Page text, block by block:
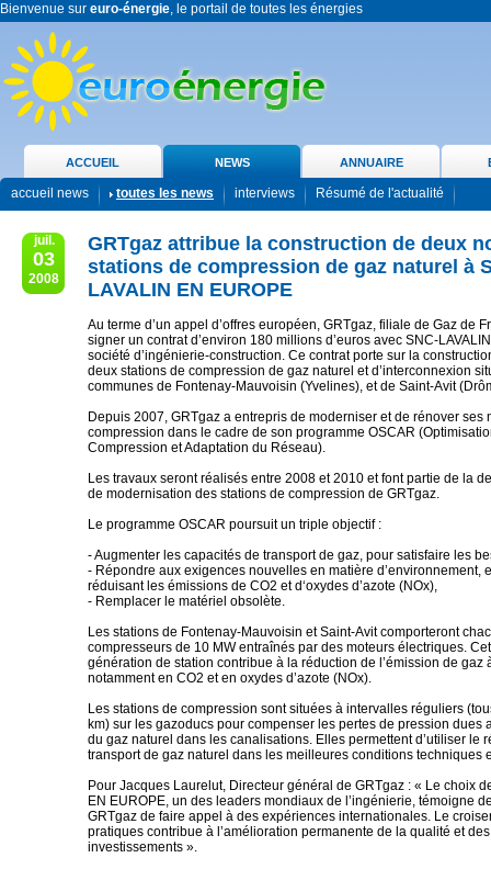
Bienvenue sur euro-énergie, le portail de toutes les énergies
ACCUEIL NEWS ANNUAIRE
accueil news toutes les news interviews Résumé de l'actualité
juil.
03
2008
GRTgaz attribue la construction de deux
stations de compression de gaz naturel à
LAVALIN EN EUROPE
Au terme d’un appel d’offres européen, GRTgaz, filiale de Gaz de
signer un contrat d’environ 180 millions d’euros avec SNC-
société d’ingénierie-construction. Ce contrat porte sur la
deux stations de compression de gaz naturel et d’interconnexion
communes de Fontenay-Mauvoisin (Yvelines), et de Saint-Avit
Depuis 2007, GRTgaz a entrepris de moderniser et de rénover ses
compression dans le cadre de son programme OSCAR
Compression et Adaptation du Réseau).
Les travaux seront réalisés entre 2008 et 2010 et font partie de la
de modernisation des stations de compression de GRTgaz.
Le programme OSCAR poursuit un triple objectif :
- Augmenter les capacités de transport de gaz, pour satisfaire les
- Répondre aux exigences nouvelles en matière d’environnement,
réduisant les émissions de CO2 et d‘oxydes d’azote (NOx),
- Remplacer le matériel obsolète.
Les stations de Fontenay-Mauvoisin et Saint-Avit comporteront
compresseurs de 10 MW entraînés par des moteurs électriques.
génération de station contribue à la réduction de l’émission de gaz
notamment en CO2 et en oxydes d’azote (NOx).
Les stations de compression sont situées à intervalles réguliers
km) sur les gazoducs pour compenser les pertes de pression dues
du gaz naturel dans les canalisations. Elles permettent d’utiliser le
transport de gaz naturel dans les meilleures conditions techniques
Pour Jacques Laurelut, Directeur général de GRTgaz : « Le choix
EN EUROPE, un des leaders mondiaux de l’ingénierie, témoigne
GRTgaz de faire appel à des expériences internationales. Le
pratiques contribue à l’amélioration permanente de la qualité et
investissements ».